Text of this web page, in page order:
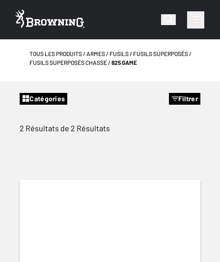
TOUS LES PRODUITS ARMES FUSILS
FUSILS SUPERPOSÉS
FUSILS SUPERPOSÉS CHASSE
825 GAME
Catégories Filtrer
2 Résultats de 2 Résultats